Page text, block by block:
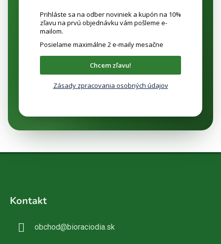
Prihláste sa na odber noviniek a kupón na 10%
zľavu na prvú objednávku vám pošleme e-
mailom.
Posielame maximálne 2 e-maily mesačne
Chcem zľavu!
Zásady zpracovania osobných údajov
Kontakt
obchod@bioraciodia.sk